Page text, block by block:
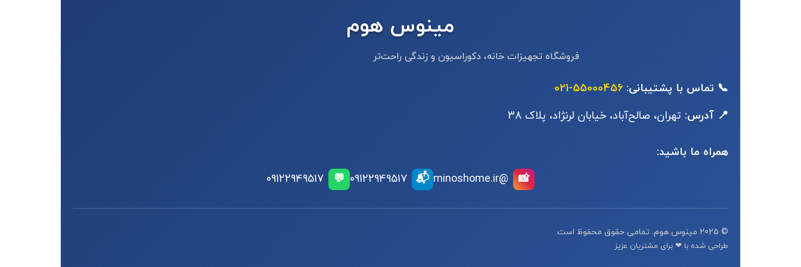
مینوس هوم
فروشگاه تجهیزات خانه، دکوراسیون و زندگی راحت‌تر
📞 تماس با پشتیبانی: 55000456-021
📍 آدرس: تهران، صالح‌آباد، خیابان لرنژاد، پلاک 38
همراه ما باشید:
📸
@minoshome.ir
📬
09122949517
💬
09122949517
© 2025 مینوس هوم. تمامی حقوق محفوظ است.
طراحی شده با ❤ برای مشتریان عزیز